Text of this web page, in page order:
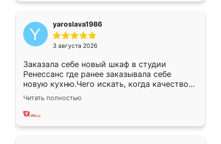
yaroslava1986
3 августа 2026
Заказала себе новый шкаф в студии
Ренессанс где ранее заказывала себе
новую кухню.Чего искать, когда качеством
вполне довольна. Служит кухня уже почти
два года, нареканий нет.
Читать полностью